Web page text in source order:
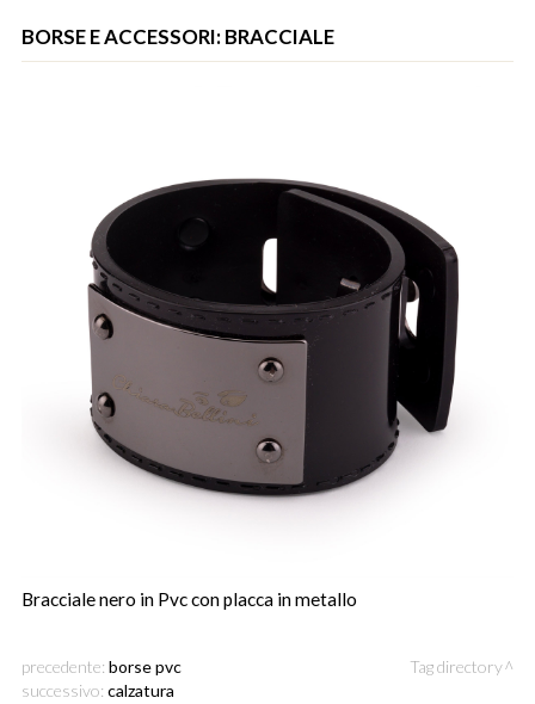
CUSTOMER SERVICE
BORSE E ACCESSORI: BRACCIALE
Bracciale nero in Pvc con placca in metallo
precedente: borse pvc
successivo: calzatura
Tag directory